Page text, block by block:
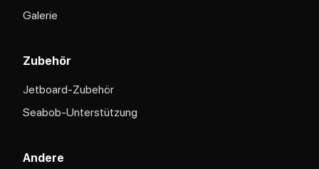
Galerie
Zubehör
Jetboard-Zubehör
Seabob-Unterstützung
Andere